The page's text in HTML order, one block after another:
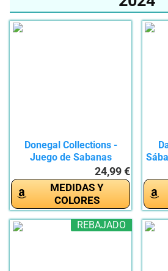
Donegal Collections -
Juego de Sabanas
Completo de...24,99 €
MEDIDAS Y
COLORES
REBAJADO